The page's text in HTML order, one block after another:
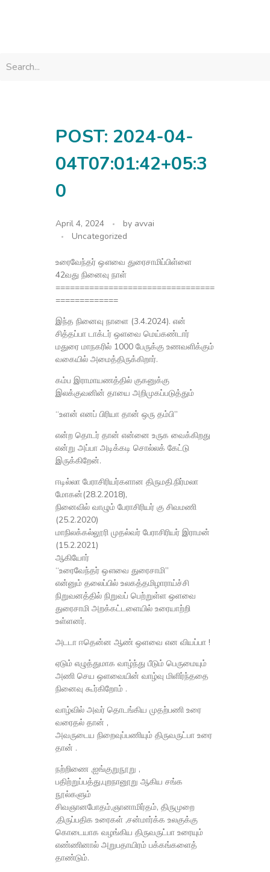
POST: 2024-04-
04T07:01:42+05:3
0
April 4, 2024 by avvai
Uncategorized
உரைவேந்தர் ஔவை துரைசாமிப்பிள்ளை
42வது நினைவு நாள்
=================================
=============
இந்த நினைவு நாளை (3.4.2024). என்
சித்தப்பா டாக்டர் ஒளவை மெய்கண்டார்
மதுரை மாநகரில் 1000 பேருக்கு உணவளிக்கும்
வகையில் அமைத்திருக்கிறார்.
கம்ப இராமாயணத்தில் குகனுக்கு
இலக்குவனின் தாயை அறிமுகப்படுத்தும்
“உளன் எனப் பிரியா தான் ஒரு தம்பி”
என்ற தொடர் தான் என்னை உருக வைக்கிறது
என்று அப்பா அடிக்கடி சொல்லக் கேட்டு
இருக்கிறேன்.
ஈடில்லா பேராசிரியர்களான திருமதி.நிர்மலா
மோகன்(28.2.2018),
நினைவில் வாழும் பேராசிரியர் கு சிவமணி
(25.2.2020)
மாநிலக்கல்லூரி முதல்வர் பேராசிரியர் இராமன்
(15.2.2021)
ஆகியோர்
“உரைவேந்தர் ஔவை துரைசாமி”
என்னும் தலைப்பில் உலகத்தமிழாராய்ச்சி
நிறுவனத்தில் நிறுவப் பெற்றுள்ள ஒளவை
துரைசாமி அறக்கட்டளையில் உரையாற்றி
உள்ளனர்.
அடடா ஈதென்ன ஆண் ஒளவை என வியப்பா !
ஏடும் எழுத்துமாக வாழ்ந்து பீடும் பெருமையும்
அணி செய ஒளவையின் வாழ்வு மிளிர்ந்ததை
நினைவு கூர்கிறோம் .
வாழ்வில் அவர் தொடங்கிய முதற்பணி உரை
வரைதல் தான் ,
அவருடைய நிறைவுப்பணியும் திருவருட்பா உரை
தான் .
நற்றிணை ,ஐங்குறுநூறு ,
பதிற்றுப்பத்து,புறநானூறு ஆகிய சங்க
நூல்களும்
சிவஞானபோதம்,ஞானாமிர்தம், திருமுறை
,திருப்பதிக உரைகள் ,சன்மார்க்க உலகுக்கு
கொடையாக வழங்கிய திருவருட்பா உரையும்
எண்ணினால் அறுபதாயிரம் பக்கங்களைத்
தாண்டும்.